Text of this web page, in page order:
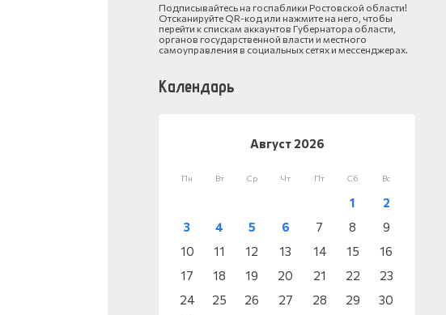
Подписывайтесь на госпаблики Ростовской области!
Отсканируйте QR-код или нажмите на него, чтобы
перейти к спискам аккаунтов Губернатора области,
органов государственной власти и местного
самоуправления в социальных сетях и мессенджерах.
Календарь
Август 2026
Пн Вт Ср Чт Пт Сб Вс
1
2
3
4 5 6 7 8
9
10
11 12 13 14 15
16
17
18 19 20 21 22
23
24
25 26 27 28 29
30